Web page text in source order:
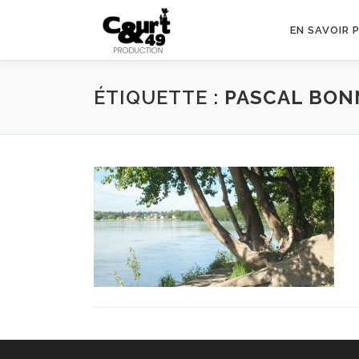
EN SAVOIR
ÉTIQUETTE : PASCAL